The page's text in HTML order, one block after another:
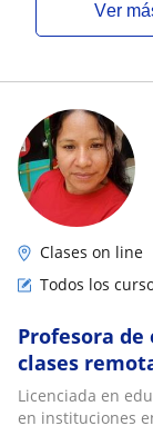
ver
Clases on line
Todos los
Profesora
clases
de CNE
Licenciada en
en instituciones